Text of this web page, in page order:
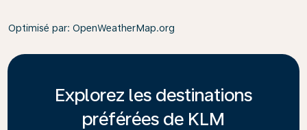
Optimisé par: OpenWeatherMap.org
Explorez les destinations
préférées de KLM